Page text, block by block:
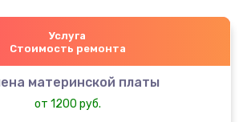
Услуга
Стоимость ремонта
материнской платы
от 1200 руб.